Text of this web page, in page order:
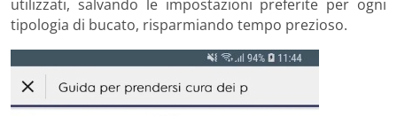
utilizzati, salvando le impostazioni preferite per ogni
tipologia di bucato, risparmiando tempo prezioso.